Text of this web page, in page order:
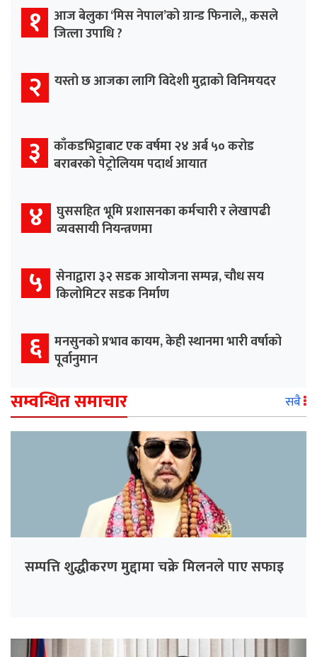
१ आज बेलुका ‘मिस नेपाल’को ग्रान्ड फिनाले,, कसले
जित्ला उपाधि ?
२ यस्तो छ आजका लागि विदेशी मुद्राको विनिमयदर
३ काँकडभिट्टाबाट एक वर्षमा २४ अर्ब ५० करोड
बराबरको पेट्रोलियम पदार्थ आयात
४ घुससहित भूमि प्रशासनका कर्मचारी र लेखापढी
व्यवसायी नियन्त्रणमा
५ सेनाद्वारा ३२ सडक आयोजना सम्पन्न, चौध सय
किलोमिटर सडक निर्माण
६ मनसुनको प्रभाव कायम, केही स्थानमा भारी वर्षाको
पूर्वानुमान
सम्वन्धित समाचार सबै
सम्पत्ति शुद्धीकरण मुद्दामा चक्रे मिलनले पाए सफाइ